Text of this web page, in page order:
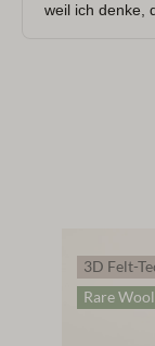
3D Felt-
Rare